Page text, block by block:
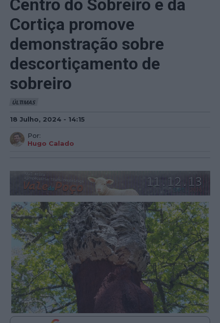
Centro do Sobreiro e da
Cortiça promove
demonstração sobre
descortiçamento de
sobreiro
ÚLTIMAS
18 Julho, 2024 - 14:15
Por:
Hugo Calado